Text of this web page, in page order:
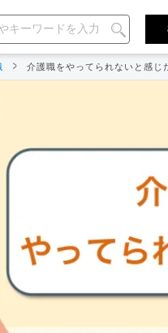
介護職をやってられないと感じ